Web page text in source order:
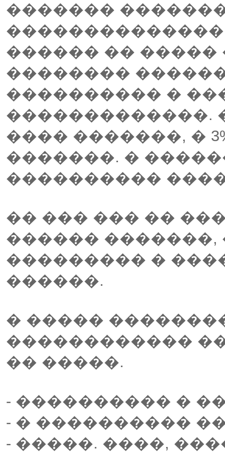
�������
������ �� �����
��������
���������� �
�������������.
���� �������, �
�������. �
����������
�� ��� ��� ��
������ �������,
��������� �
������.
� �����
������������
�� �����.
- ���������� �
- � ����������
- �����. ����,